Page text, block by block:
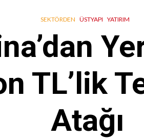
SEKTÖRDEN ÜSTYAPI YATIRIM
TL’lik
Atağı